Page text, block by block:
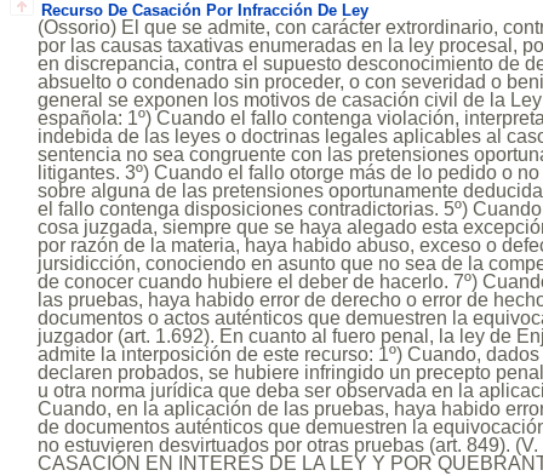
Recurso De Casación Por Infracción De Ley
(Ossorio) El que se admite, con carácter extrordinario,
por las causas taxativas enumeradas en la ley procesal,
en discrepancia, contra el supuesto desconocimiento de
absuelto o condenado sin proceder, o con severidad o
general se exponen los motivos de casación civil de la
española: 1º) Cuando el fallo contenga violación,
indebida de las leyes o doctrinas legales aplicables al
sentencia no sea congruente con las pretensiones
litigantes. 3º) Cuando el fallo otorge más de lo pedido o
sobre alguna de las pretensiones oportunamente
el fallo contenga disposiciones contradictorias. 5º)
cosa juzgada, siempre que se haya alegado esta
por razón de la materia, haya habido abuso, exceso o
jursidicción, conociendo en asunto que no sea de la
de conocer cuando hubiere el deber de hacerlo. 7º)
las pruebas, haya habido error de derecho o error de
documentos o actos auténticos que demuestren la
juzgador (art. 1.692). En cuanto al fuero penal, la ley de
admite la interposición de este recurso: 1º) Cuando,
declaren probados, se hubiere infringido un precepto
u otra norma jurídica que deba ser observada en la
Cuando, en la aplicación de las pruebas, haya habido
de documentos auténticos que demuestren la
no estuvieren desvirtuados por otras pruebas (art. 849).
CASACIÓN EN INTERÉS DE LA LEY Y POR